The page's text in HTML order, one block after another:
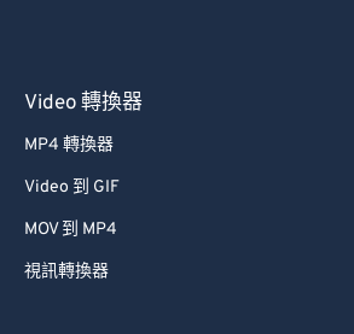
Video 轉換器
MP4 轉換器
Video 到 GIF
MOV 到 MP4
視訊轉換器